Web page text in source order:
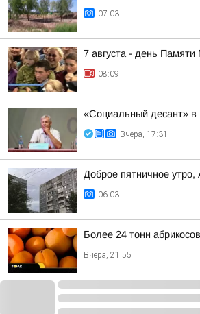
07:03
7 августа - день
08:09
«Социальный десант» в
Вчера, 17:31
Доброе пятничное утро,
06:03
Более 24 тонн
Вчера, 21:55